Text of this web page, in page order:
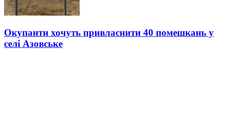
Окупанти хочуть привласнити 40 помешкань у
селі Азовське